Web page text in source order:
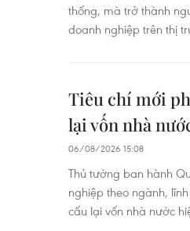
thống, mà trở thành
doanh nghiệp trên thị
Tiêu chí mới
lại vốn nhà
06/08/2026 15:08
Thủ tướng ban hành
nghiệp theo ngành,
cấu lại vốn nhà nước